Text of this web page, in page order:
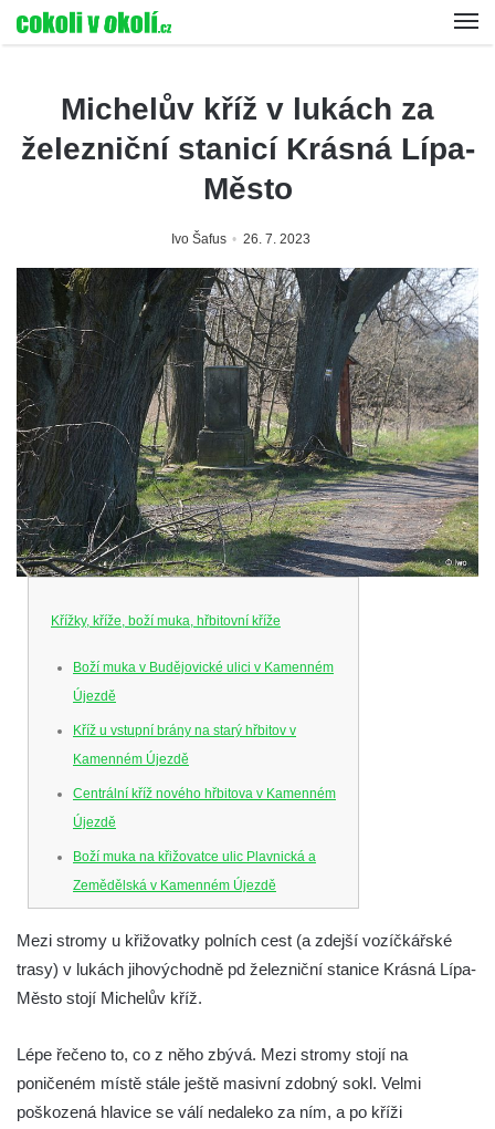
Michelův kříž v lukách za
železniční stanicí Krásná Lípa-
Město
Ivo Šafus 26. 7. 2023
Křížky, kříže, boží muka, hřbitovní kříže
Boží muka v Budějovické ulici v Kamenném
Újezdě
Kříž u vstupní brány na starý hřbitov v
Kamenném Újezdě
Centrální kříž nového hřbitova v Kamenném
Újezdě
Boží muka na křižovatce ulic Plavnická a
Zemědělská v Kamenném Újezdě
v Kamenném Újezdě
Kříž na křižovatce ulic 5. května a Dělnická
v Kamenném Újezdě
Kříž v Dělnické ulici v Kamenném Újezdě
Boží muka na křižovatce ulic Latrán a K
Malší ve Velešíně
Mezi stromy u křižovatky polních cest (a zdejší vozíčkářské
trasy) v lukách jihovýchodně pd železniční stanice Krásná Lípa-
Město stojí Michelův kříž.
Lépe řečeno to, co z něho zbývá. Mezi stromy stojí na
poničeném místě stále ještě masivní zdobný sokl. Velmi
poškozená hlavice se válí nedaleko za ním, a po kříži